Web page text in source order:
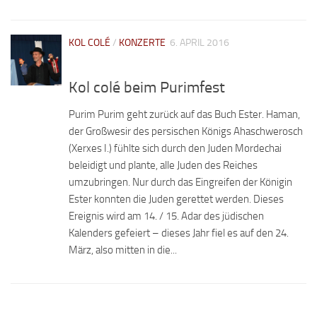
KOL COLÉ / KONZERTE 6. APRIL 2016
Kol colé beim Purimfest
Purim Purim geht zurück auf das Buch Ester. Haman,
der Großwesir des persischen Königs Ahaschwerosch
(Xerxes I.) fühlte sich durch den Juden Mordechai
beleidigt und plante, alle Juden des Reiches
umzubringen. Nur durch das Eingreifen der Königin
Ester konnten die Juden gerettet werden. Dieses
Ereignis wird am 14. / 15. Adar des jüdischen
Kalenders gefeiert – dieses Jahr fiel es auf den 24.
März, also mitten in die...